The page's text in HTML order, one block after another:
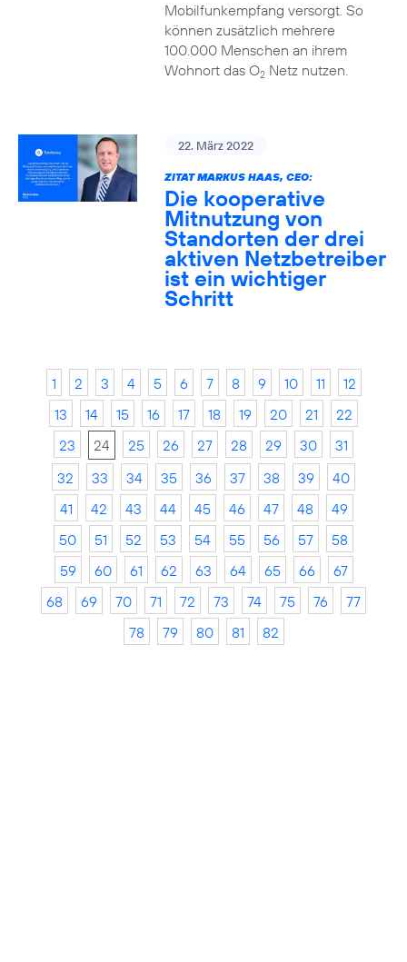
Mobilfunkempfang versorgt. So
können zusätzlich mehrere
100.000 Menschen an ihrem
Wohnort das O2Netz nutzen.
22. März 2022
ZITAT MARKUS HAAS, CEO:
Die kooperative
Mitnutzung von
Standorten der drei
aktiven Netzbetreiber
ist ein wichtiger
Schritt
1 2 3 4 5 6 7 8 9 10 11
12
13
14 15 16 17 18 19 20 21
22
23
24 25 26 27 28 29 30
31
32
33 34 35 36 37 38 39
40
41
42 43 44 45 46 47 48
49
50
51 52 53 54 55 56 57
58
59
60 61 62 63 64 65 66
67
68
69 70 71 72 73 74 75 76
77
78
79 80 81 82